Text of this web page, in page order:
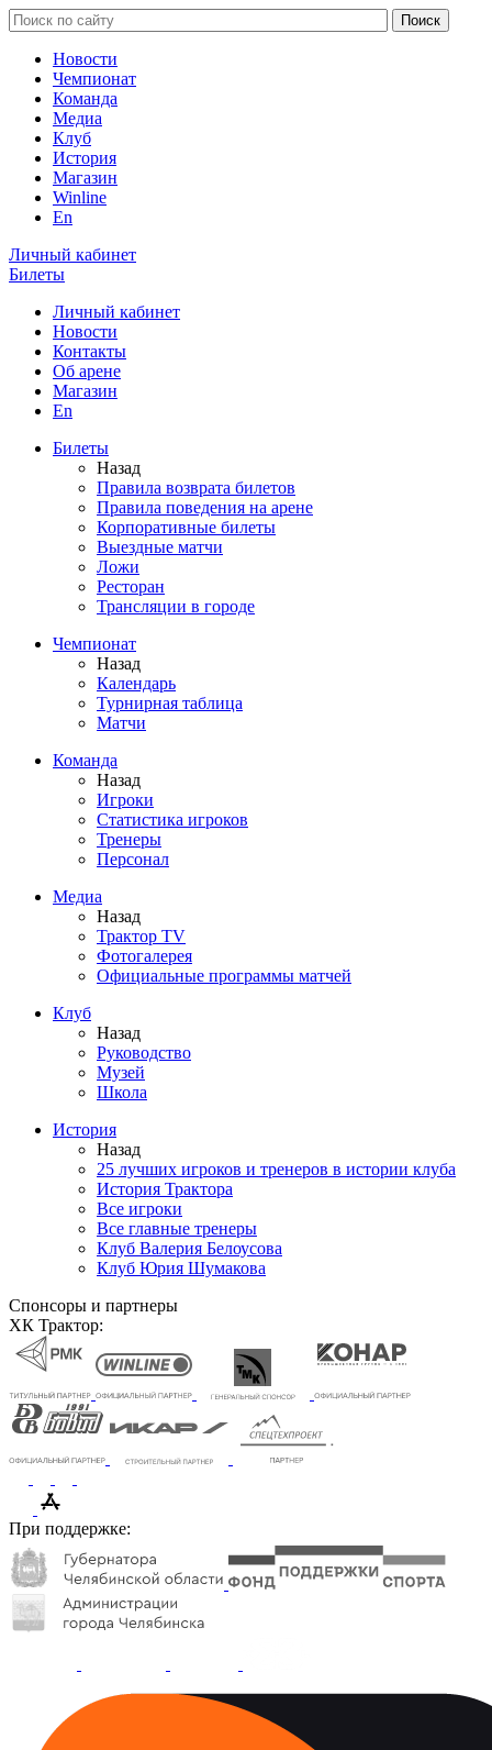
Новости
Чемпионат
Команда
Медиа
Клуб
История
Магазин
Winline
En
Личный кабинет
Билеты
Личный кабинет
Новости
Контакты
Об арене
Магазин
En
Билеты
Назад
Правила возврата билетов
Правила поведения на арене
Корпоративные билеты
Выездные матчи
Ложи
Ресторан
Трансляции в городе
Чемпионат
Назад
Календарь
Турнирная таблица
Матчи
Команда
Назад
Игроки
Статистика игроков
Тренеры
Персонал
Медиа
Назад
Трактор TV
Фотогалерея
Официальные программы матчей
Клуб
Назад
Руководство
Музей
Школа
История
Назад
25 лучших игроков и тренеров в истории клуба
История Трактора
Все игроки
Все главные тренеры
Клуб Валерия Белоусова
Клуб Юрия Шумакова
Спонсоры и партнеры
ХК Трактор:
При поддержке: